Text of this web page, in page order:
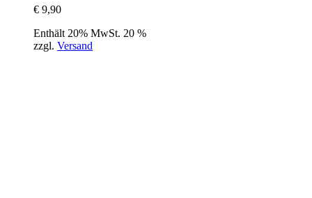
€ 9,90
Enthält 20% MwSt. 20 %
zzgl. Versand